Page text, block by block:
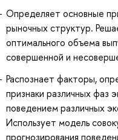
Определяет основные
рыночных структур.
оптимального объема
совершенной и
Распознает факторы,
признаки различных фаз
поведением различных
Использует модель
прогнозирования